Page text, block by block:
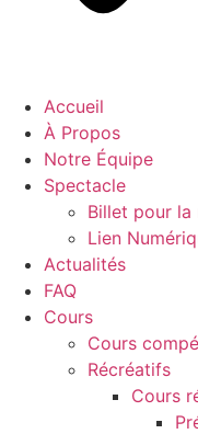
Accueil
À Propos
Notre Équipe
Spectacle
Billet pour la
Lien
Actualités
FAQ
Cours
Cours
Récréatifs
Cours